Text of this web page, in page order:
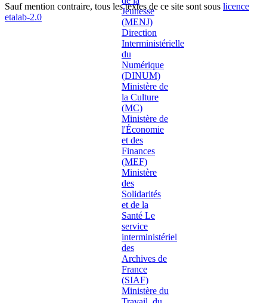
Sauf mention contraire, tous les textes de ce site sont sous licence
etalab-2.0